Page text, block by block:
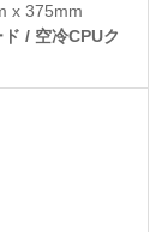
x 375mm
/ 空冷CPUク